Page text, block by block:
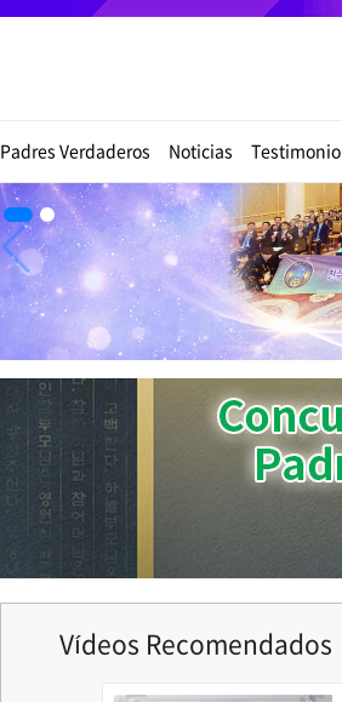
Padres Verdaderos Noticias Testimonio
Vídeos Recomendados